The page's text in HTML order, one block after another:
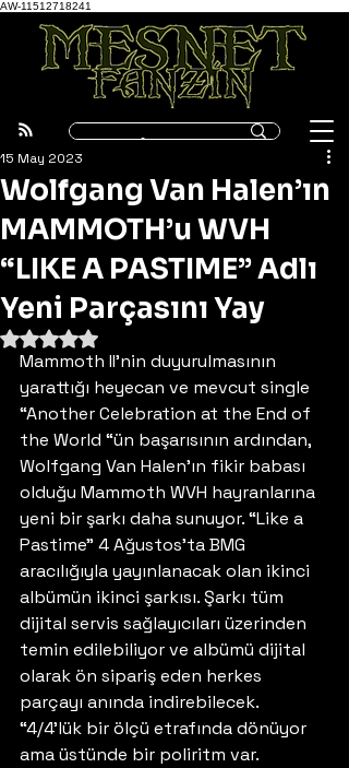
AW-11512718241
Wolfgang Van Halen’ın
MAMMOTH’u WVH
“LIKE A PASTIME” Adlı
Yeni Parçasını Yay
15 May 2023
5 üzerinden NaN yıldız
Mammoth II’nin duyurulmasının
yarattığı heyecan ve mevcut single
“Another Celebration at the End of
the World “ün başarısının ardından,
Wolfgang Van Halen’ın fikir babası
olduğu Mammoth WVH hayranlarına
yeni bir şarkı daha sunuyor. “Like a
Pastime” 4 Ağustos’ta BMG
aracılığıyla yayınlanacak olan ikinci
albümün ikinci şarkısı. Şarkı tüm
dijital servis sağlayıcıları üzerinden
temin edilebiliyor ve albümü dijital
olarak ön sipariş eden herkes
parçayı anında indirebilecek.
“4/4’lük bir ölçü etrafında dönüyor
ama üstünde bir poliritm var.